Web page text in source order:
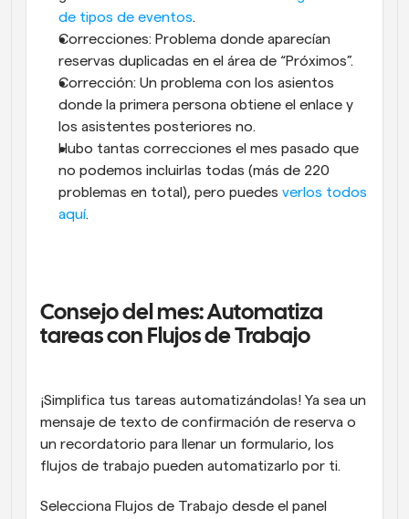
de tipos de eventos.
Correcciones: Problema donde aparecían
reservas duplicadas en el área de “Próximos”.
Corrección: Un problema con los asientos
donde la primera persona obtiene el enlace y
los asistentes posteriores no.
Hubo tantas correcciones el mes pasado que
no podemos incluirlas todas (más de 220
problemas en total), pero puedes verlos todos
aquí.
Consejo del mes: Automatiza
tareas con Flujos de Trabajo
¡Simplifica tus tareas automatizándolas! Ya sea un
mensaje de texto de confirmación de reserva o
un recordatorio para llenar un formulario, los
flujos de trabajo pueden automatizarlo por ti.
Selecciona Flujos de Trabajo desde el panel